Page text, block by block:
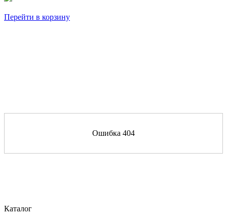
Перейти в корзину
Ошибка 404
Каталог